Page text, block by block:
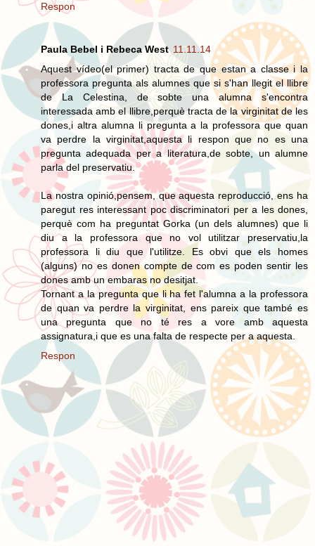
Respon
Paula Bebel i Rebeca West 11.11.14
Aquest vídeo(el primer) tracta de que estan a classe i la
professora pregunta als alumnes que si s'han llegit el llibre
de La Celestina, de sobte una alumna s'encontra
interessada amb el llibre,perquè tracta de la virginitat de les
dones,i altra alumna li pregunta a la professora que quan
va perdre la virginitat,aquesta li respon que no es una
pregunta adequada per a literatura,de sobte, un alumne
parla del preservatiu.
La nostra opinió,pensem, que aquesta reproducció, ens ha
paregut res interessant poc discriminatori per a les dones,
perquè com ha preguntat Gorka (un dels alumnes) que li
diu a la professora que no vol utilitzar preservatiu,la
professora li diu que l'utilitze. Es obvi que els homes
(alguns) no es donen compte de com es poden sentir les
dones amb un embaras no desitjat.
Tornant a la pregunta que li ha fet l'alumna a la professora
de quan va perdre la virginitat, ens pareix que també es
una pregunta que no té res a vore amb aquesta
assignatura,i que es una falta de respecte per a aquesta.
Respon